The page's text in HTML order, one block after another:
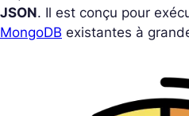
JSON. Il est conçu pour
MongoDB existantes à